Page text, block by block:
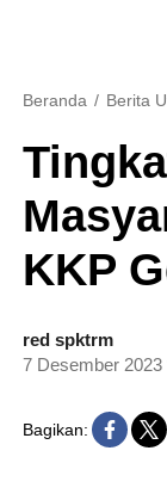
Beranda Berita
KKP
red spktrm
7 Desember 2023
Bagikan: